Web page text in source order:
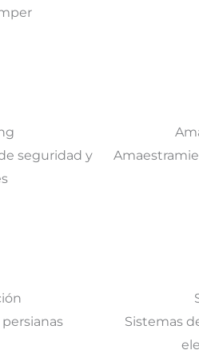
seguridad y
Sistemas